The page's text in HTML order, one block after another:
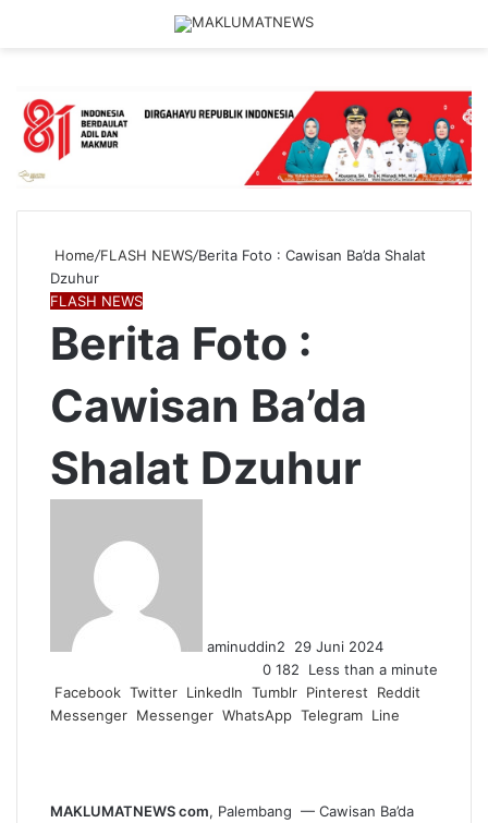
Home/FLASH NEWS/Berita Foto : Cawisan Ba’da Shalat
Dzuhur
FLASH NEWS
Berita Foto :
Cawisan Ba’da
Shalat Dzuhur
aminuddin2
29 Juni 2024
0 182
Less than a minute
Facebook Twitter LinkedIn Tumblr Pinterest
Reddit
Messenger Messenger WhatsApp Telegram Line
MAKLUMATNEWS com, Palembang — Cawisan Ba’da